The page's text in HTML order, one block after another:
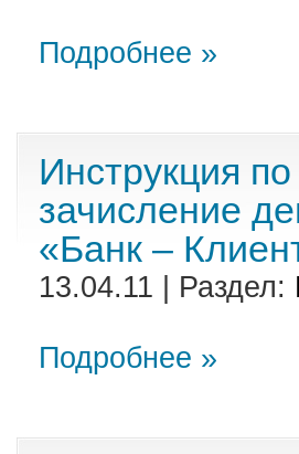
Подробнее »
Инструкция
зачисление
«Банк –
13.04.11 | Раздел:
Подробнее »